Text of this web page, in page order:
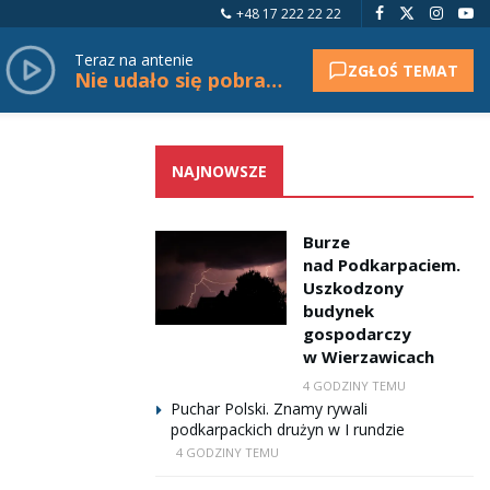
+48 17 222 22 22
Teraz na antenie
Nie udało się pobrać tytułu. ZGŁOŚ TEMAT
NAJNOWSZE
Burze
nad Podkarpaciem.
Uszkodzony
budynek
gospodarczy
w Wierzawicach
4 GODZINY TEMU
Puchar Polski. Znamy rywali
podkarpackich drużyn w I rundzie
4 GODZINY TEMU